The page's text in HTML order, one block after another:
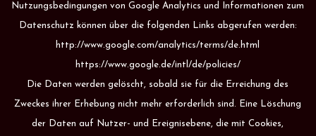
Nutzungsbedingungen von Google Analytics und Informationen zum
Datenschutz können über die folgenden Links abgerufen werden:
http://www.google.com/analytics/terms/de.html
https://www.google.de/intl/de/policies/
Die Daten werden gelöscht, sobald sie für die Erreichung des
Zweckes ihrer Erhebung nicht mehr erforderlich sind. Eine Löschung
der Daten auf Nutzer- und Ereignisebene, die mit Cookies,